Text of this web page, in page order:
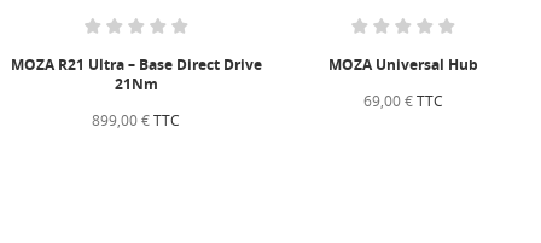
MOZA R21 Ultra – Base Direct Drive
21Nm
899,00 €TTC
MOZA Universal Hub
69,00 €TTC